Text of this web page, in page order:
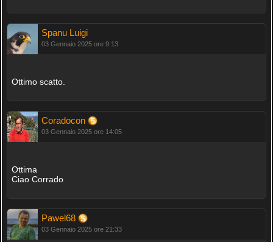
Spanu Luigi
03 Gennaio 2025 ore 9:13
Ottimo scatto.
Coradocon
03 Gennaio 2025 ore 14:05
Ottima
Ciao Corrado
Pawel68
03 Gennaio 2025 ore 21:33